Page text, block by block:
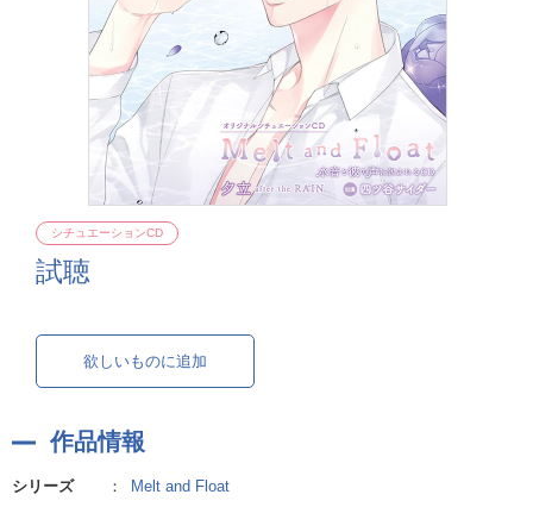
試聴
シチュエーションCD
欲しいものに追加
作品情報
シリーズ ：
Melt and Float